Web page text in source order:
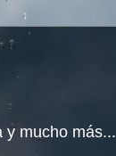
y mucho más...